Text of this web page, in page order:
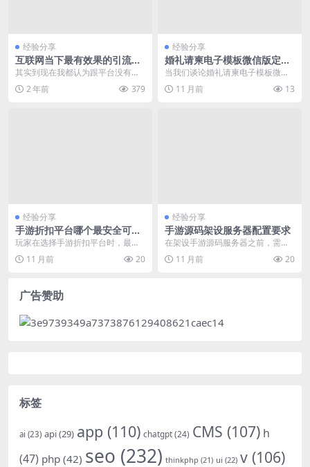
经验分享
互联网当下最有效果的引流地
方
其实到现在我都认为跟平台没有关
系，我觉得只要有人的地方就一定
有客户，有客户的地方...
2 年前 379
经验分享
婚礼请柬电子模板微信版定制
开发与高级功能实现
当我们谈论婚礼请柬电子模板微信
版时，我们实际上是在探讨如何利
用现代技术，特别是微...
11 月前 13
经验分享
手游折扣平台哪个最安全可靠
充值安全怎么保障
玩家在选择手游折扣平台时，最普
遍关注的核心问题是充值安全。如
何确保充值过程的安全...
11 月前 20
经验分享
手游源码架设服务器配置要求
在架设手游源码服务器之前，需要
明确服务器配置要求，这是部署前
的刚需。以下将从性能...
11 月前 20
广告赞助
标签
ai (23) api(29) app (110) chatgpt(24) CMS (107) h
(47) php (42) seo (232) thinkphp (21) ui (22) v (106)